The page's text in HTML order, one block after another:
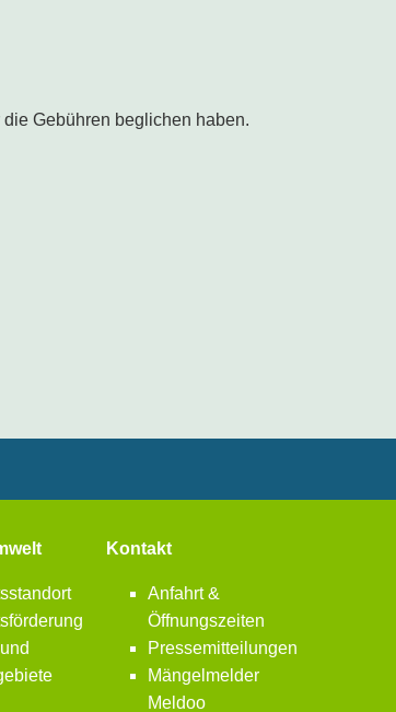
Gebühren beglichen haben.
Kontakt
Anfahrt &
Öffnungszeiten
Pressemitteilungen
Mängelmelder
Meldoo